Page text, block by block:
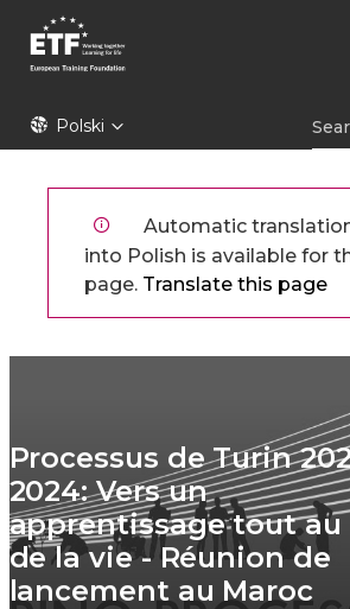
Przejdź
treści
ETFPolski
Automatic
into Polish is available for
page. Translate this page
Processus de Turin
2024: Vers un
apprentissage tout au
de la vie - Réunion de
lancement au Maroc